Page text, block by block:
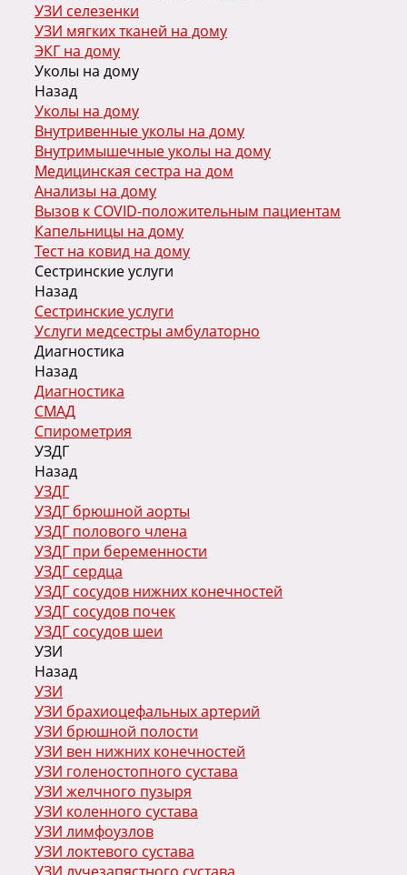
УЗИ селезенки
УЗИ мягких тканей на дому
ЭКГ на дому
Уколы на дому
Назад
Уколы на дому
Внутривенные уколы на дому
Внутримышечные уколы на дому
Медицинская сестра на дом
Анализы на дому
Вызов к COVID-положительным пациентам
Капельницы на дому
Тест на ковид на дому
Сестринские услуги
Назад
Сестринские услуги
Услуги медсестры амбулаторно
Диагностика
Назад
Диагностика
СМАД
Спирометрия
УЗДГ
Назад
УЗДГ
УЗДГ брюшной аорты
УЗДГ полового члена
УЗДГ при беременности
УЗДГ сердца
УЗДГ сосудов нижних конечностей
УЗДГ сосудов почек
УЗДГ сосудов шеи
УЗИ
Назад
УЗИ
УЗИ брахиоцефальных артерий
УЗИ брюшной полости
УЗИ вен нижних конечностей
УЗИ голеностопного сустава
УЗИ желчного пузыря
УЗИ коленного сустава
УЗИ лимфоузлов
УЗИ локтевого сустава